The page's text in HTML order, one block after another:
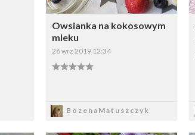
Owsianka na kokosowym
mleku
26 wrz 2019 12:34
BozenaMatuszczyk